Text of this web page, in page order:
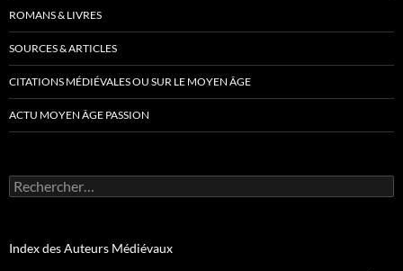
ROMANS & LIVRES
SOURCES & ARTICLES
CITATIONS MÉDIÉVALES OU SUR LE MOYEN ÂGE
ACTU MOYEN ÂGE PASSION
Rechercher :
Index des Auteurs Médiévaux